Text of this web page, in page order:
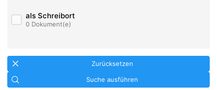
als Schreibort
0 Dokument(e)
Zurücksetzen
Suche ausführen